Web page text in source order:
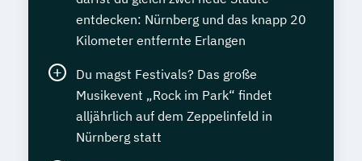
entdecken: Nürnberg und das knapp 20
Kilometer entfernte Erlangen
Du magst Festivals? Das große
Musikevent „Rock im Park“ findet
alljährlich auf dem Zeppelinfeld in
Nürnberg statt